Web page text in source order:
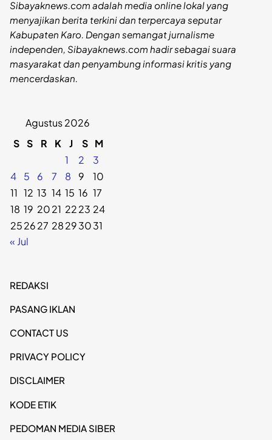
Sibayaknews.com adalah media online lokal yang
menyajikan berita terkini dan terpercaya seputar
Kabupaten Karo. Dengan semangat jurnalisme
independen, Sibayaknews.com hadir sebagai suara
masyarakat dan penyambung informasi kritis yang
mencerdaskan.
Agustus 2026
S S R K J S M
1
2
3
4
5 6 7 8 9
10
11 12 13 14 15 16 17
18 19 2021 2223 24
252627 28293031
« Jul
REDAKSI
PASANG IKLAN
CONTACT US
PRIVACY POLICY
DISCLAIMER
KODE ETIK
PEDOMAN MEDIA SIBER